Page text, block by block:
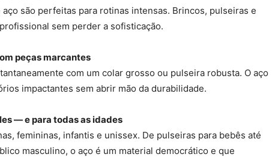
são perfeitas para rotinas intensas. Brincos, pulseiras e
sem perder a sofisticação.
peças marcantes
com um colar grosso ou pulseira robusta. O aço
impactantes sem abrir mão da durabilidade.
— e para todas as idades
femininas, infantis e unissex. De pulseiras para bebês até
masculino, o aço é um material democrático e que